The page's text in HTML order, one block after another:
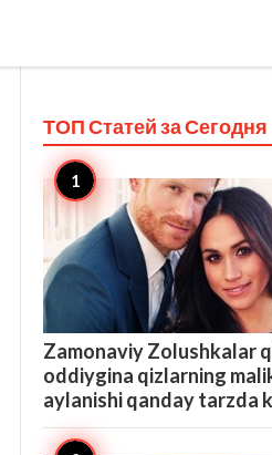
ТОП Статей заСегодня
Zamonaviy Zolushkalar
oddiygina qizlarning
aylanishi qanday tarzda